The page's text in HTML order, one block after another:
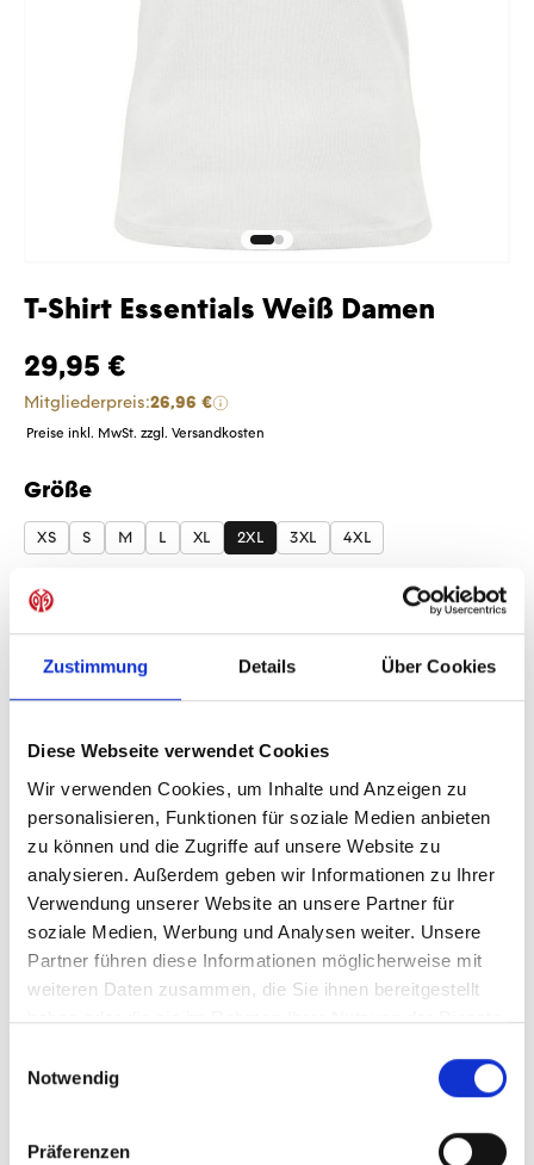
Zustimmung Details Über Cookies
Diese Webseite verwendet Cookies
Wir verwenden Cookies, um Inhalte und Anzeigen zu
personalisieren, Funktionen für soziale Medien anbieten
zu können und die Zugriffe auf unsere Website zu
analysieren. Außerdem geben wir Informationen zu Ihrer
Verwendung unserer Website an unsere Partner für
soziale Medien, Werbung und Analysen weiter. Unsere
Partner führen diese Informationen möglicherweise mit
weiteren Daten zusammen, die Sie ihnen bereitgestellt
haben oder die sie im Rahmen Ihrer Nutzung der Dienste
Notwendig
Präferenzen
T-Shirt Essentials Weiß Damen
29,95 €
Mitgliederpreis:26,96 €
Preise inkl. MwSt. zzgl. Versandkosten
Größe
auswählen
XS S M L XL 2XL 3XL 4XL
Produkt Anzahl: Gib den gewünschten
Anzahl
IN DEN WARENKORB
Produktdetails
ÄHNLICHE PRODUKTE